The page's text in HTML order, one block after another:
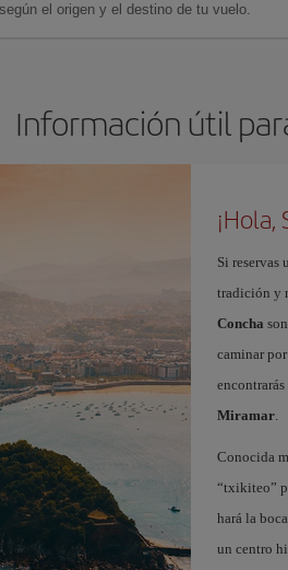
el origen y el destino de tu vuelo.
Información útil
¡Hola,
Si reservas
tradición y
Concha
caminar
Miramar.
Conocida
“txikiteo”
hará la
un centro